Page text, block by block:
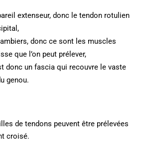
extenseur, donc le tendon rotulien
donc ce sont les muscles
que l’on peut prélever,
donc un fascia qui recouvre le vaste
genou.
de tendons peuvent être prélevées
croisé.